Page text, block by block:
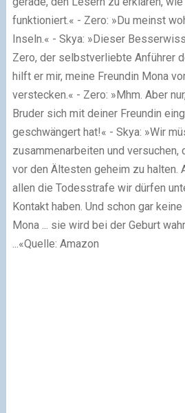
funktioniert.« - Zero: »Du meinst
Inseln.« - Skya: »Dieser
Zero, der selbstverliebte Anführer
hilft er mir, meine Freundin Mona
verstecken.« - Zero: »Mhm. Aber
Bruder sich mit deiner Freundin
geschwängert hat!« - Skya: »Wir
zusammenarbeiten und versuchen,
vor den Ältesten geheim zu halten.
allen die Todesstrafe wir dürfen
Kontakt haben. Und schon gar
Mona ... sie wird bei der Geburt
...«Quelle: Amazon